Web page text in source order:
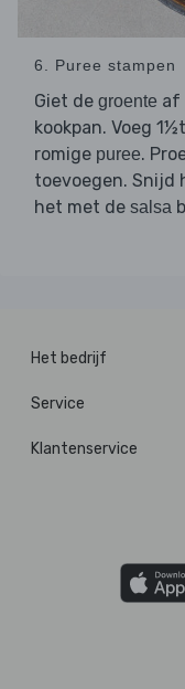
6. Puree stampen
Giet de groente af
kookpan. Voeg
romige puree.
toevoegen. Snijd
het met de salsa
Het bedrijf
Service
Klantenservice